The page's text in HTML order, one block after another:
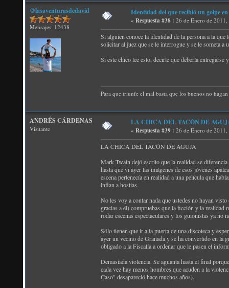
@lasaventurasdedavid
Mensajes: 12438
Identidad del que recibió un golpe en
« Respuesta #38 : 26 de Enero de
Si alguien conoce la identidad de la persona a la
solicitar al juez que se le interrogue y se le someta a
Si este chico lee esto, decirle que debería
Para que triunfe el mal basta que los buenos no
ANDRÉS CÁRDENAS
Visitante
LA CHICA DEL TACÓN DE
« Respuesta #39 : 26 de Enero de
LA CHICA DEL TACÓN DE AGUJA
Mark Twain dejó escrito que la realidad se
hasta que vi ayer las imágenes de esos jóvenes
escena pertenecía en realidad a una película que
inflan a hostias.
No les voy a contar nada que ustedes no hayan
gracias a él) compruebas que la ficción y la realidad
rodar escenas espectaculares y los guionistas ya no
Sólo tienen que ir a la puerta de una discoteca y
ayer un vecino de Granada y se ha convertido en la
obligado a la Fiscalía a ordenar que le pasen el
Demasiada violencia. Se aguanta hasta el final
cada vez hay menos hombres que acuden a la
Caso" desapareció hace muchos años).